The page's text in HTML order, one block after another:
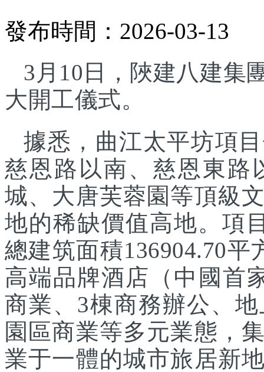
發布時間：2026-03-13
3月10日，陜建八建集
大開工儀式。
據悉，曲江太平坊項
慈恩路以南、慈恩東路
城、大唐芙蓉園等頂級
地的稀缺價值高地。項
總建筑面積136904.70
高端品牌酒店（中國首
商業、3棟商務辦公、
園區商業等多元業態，
業于一體的城市旅居新